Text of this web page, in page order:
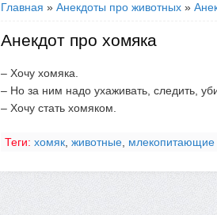
Главная » Анекдоты про животных »
Анекдот про хомяка
– Хочу хомяка.
– Но за ним надо ухаживать, следить,
– Хочу стать хомяком.
Теги: хомяк животные млекопитающие